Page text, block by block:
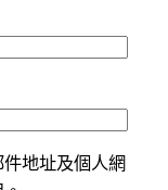
地址及個人網